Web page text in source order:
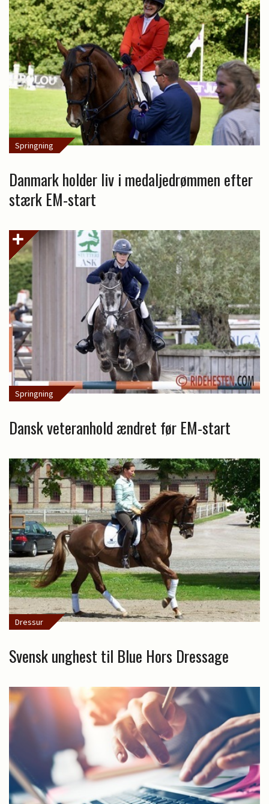
Springning
Danmark holder liv i medaljedrømmen efter
stærk EM-start
Springning
Dansk veteranhold ændret før EM-start
Dressur
Svensk unghest til Blue Hors Dressage